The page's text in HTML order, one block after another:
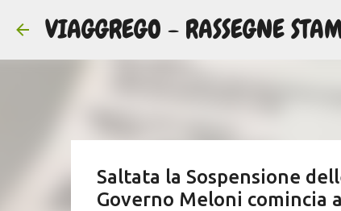
VIAGGREGO - RASSEGNE
Saltata la Sospensione
Governo Meloni comincia